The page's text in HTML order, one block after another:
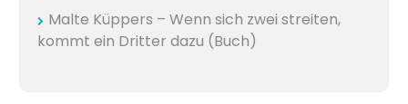
Malte Küppers – Wenn sich zwei streiten,
kommt ein Dritter dazu (Buch)